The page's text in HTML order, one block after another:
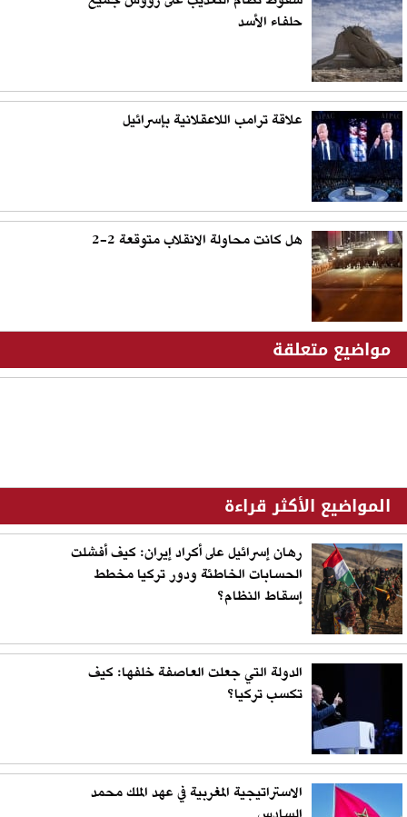
حلفاء الأسد
علاقة ترامب اللاعقلانية بإسرائيل
هل كانت محاولة الانقلاب متوقعة 2-2
مواضيع متعلقة
المواضيع الأكثر قراءة
رهان إسرائيل على أكراد إيران: كيف أفشلت
الحسابات الخاطئة ودور تركيا مخطط
إسقاط النظام؟
الدولة التي جعلت العاصفة خلفها: كيف
تكسب تركيا؟
الاستراتيجية المغربية في عهد الملك محمد